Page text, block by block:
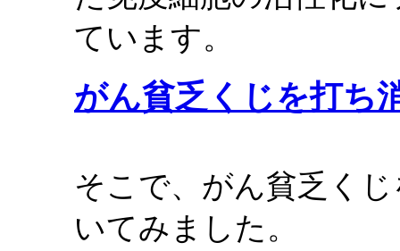
ています。
がん貧乏くじを打ち
そこで、がん貧乏く
いてみました。